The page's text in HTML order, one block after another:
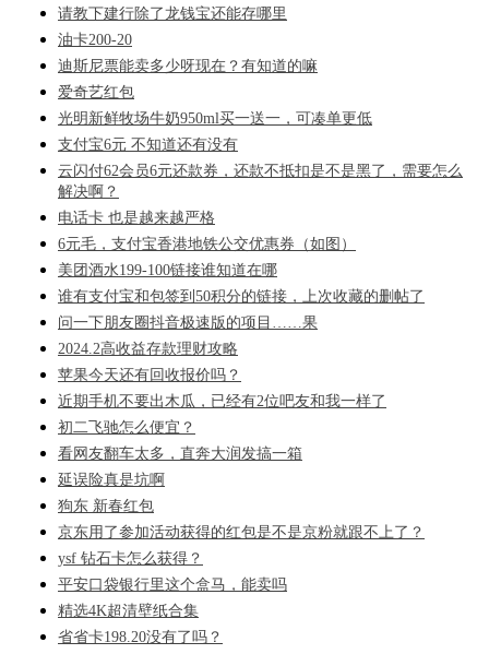
请教下建行除了龙钱宝还能存哪里
油卡200-20
迪斯尼票能卖多少呀现在？有知道的嘛
爱奇艺红包
光明新鲜牧场牛奶950ml买一送一，可凑单更低
支付宝6元 不知道还有没有
云闪付62会员6元还款券，还款不抵扣是不是黑了，需要怎么
解决啊？
电话卡 也是越来越严格
6元毛，支付宝香港地铁公交优惠券（如图）
美团酒水199-100链接谁知道在哪
谁有支付宝和包签到50积分的链接，上次收藏的删帖了
问一下朋友圈抖音极速版的项目……果
2024.2高收益存款理财攻略
苹果今天还有回收报价吗？
近期手机不要出木瓜，已经有2位吧友和我一样了
初二飞驰怎么便宜？
看网友翻车太多，直奔大润发搞一箱
延误险真是坑啊
狗东 新春红包
京东用了参加活动获得的红包是不是京粉就跟不上了？
ysf 钻石卡怎么获得？
平安口袋银行里这个盒马，能卖吗
精选4K超清壁纸合集
省省卡198.20没有了吗？